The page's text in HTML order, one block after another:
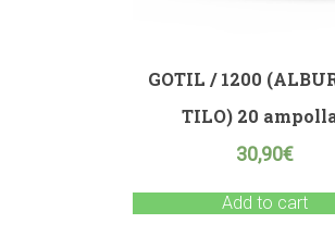
GOTIL / 1200
TILO) 20
30,90€
Add to cart